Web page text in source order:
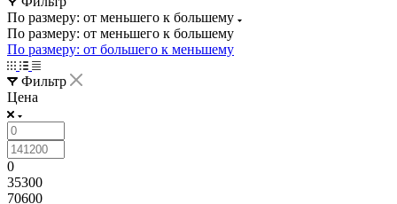
По размеру: от меньшего к большему
По размеру: от меньшего к большему
По размеру: от большего к меньшему
Фильтр
Цена
0
35300
70600